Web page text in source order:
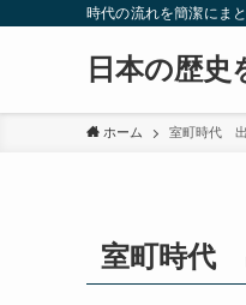
時代の流れを簡潔にま
日本の歴
ホーム 室町時代
室町時代